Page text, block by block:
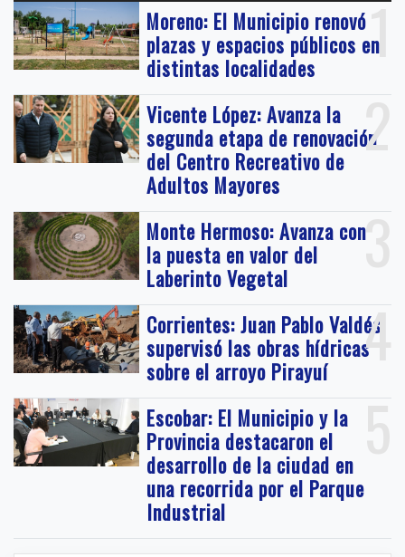
1
Moreno: El Municipio renovó
plazas y espacios públicos en
distintas localidades
2
Vicente López: Avanza la
segunda etapa de renovación
del Centro Recreativo de
Adultos Mayores
3
Monte Hermoso: Avanza con
la puesta en valor del
Laberinto Vegetal
4
Corrientes: Juan Pablo Valdés
supervisó las obras hídricas
sobre el arroyo Pirayuí
5
Escobar: El Municipio y la
Provincia destacaron el
desarrollo de la ciudad en
una recorrida por el Parque
Industrial